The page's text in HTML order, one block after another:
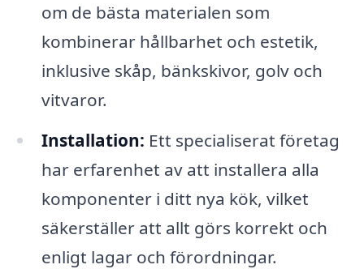
om de bästa materialen som
kombinerar hållbarhet och estetik,
inklusive skåp, bänkskivor, golv och
vitvaror.
Installation: Ett specialiserat företag
har erfarenhet av att installera alla
komponenter i ditt nya kök, vilket
säkerställer att allt görs korrekt och
enligt lagar och förordningar.